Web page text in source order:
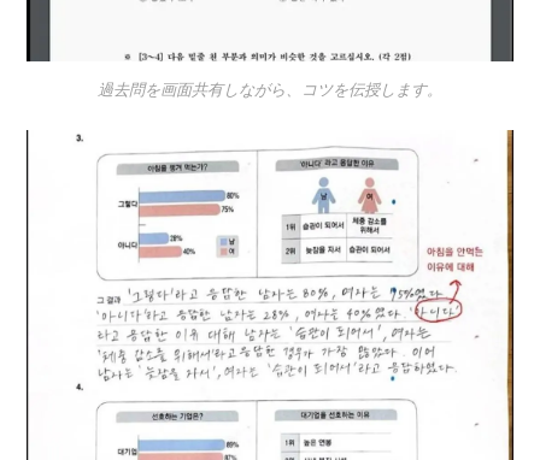
過去問を画面共有しながら、コツを伝授します。